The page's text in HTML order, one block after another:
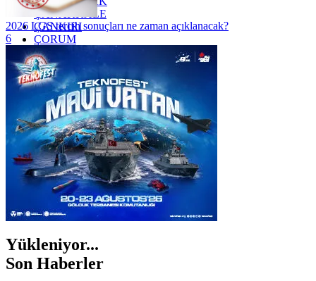
ÇANAKKALE
ÇANKIRI
ÇORUM
İSTANBUL
İZMİR
ŞANLIURFA
ŞIRNAK
2026 LGS tercih sonuçları ne zaman açıklanacak?
6
Yükleniyor...
Son Haberler